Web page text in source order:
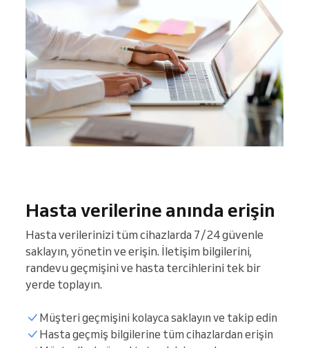
Hasta verilerine anında erişin
Hasta verilerinizi tüm cihazlarda 7/24 güvenle
saklayın, yönetin ve erişin. İletişim bilgilerini,
randevu geçmişini ve hasta tercihlerini tek bir
yerde toplayın.
Müşteri geçmişini kolayca saklayın ve takip edin
Hasta geçmiş bilgilerine tüm cihazlardan erişin